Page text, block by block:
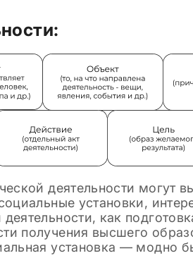
деятельности могут
установки,
как
получения высшего
установка — модно